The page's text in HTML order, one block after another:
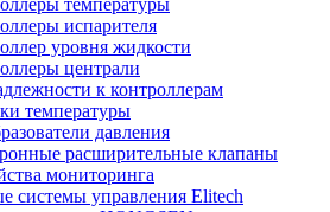
испарителя
уровня жидкости
централи
к контроллерам
температуры
давления
расширительные клапаны
мониторинга
системы управления Elitech